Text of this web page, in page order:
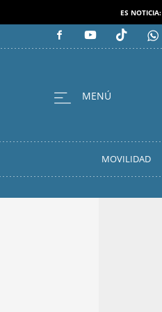
ES NOTICIA:
MOVILIDAD